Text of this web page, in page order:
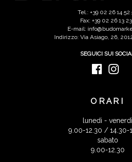
Tel.: +39 02 26 14 52
Fax: +39 02 26 13
E-mail:
Indirizzo: Via Asiago, 26,
SEGUICI SUI
ORARI
lunedì - venerdì
9.00-12.30 / 14.30-
sabato
9.00-12.30